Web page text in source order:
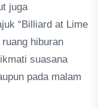
juga
“Billiard at Lime
hiburan
suasana
pada malam